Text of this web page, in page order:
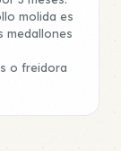
molida es
medallones
o freidora